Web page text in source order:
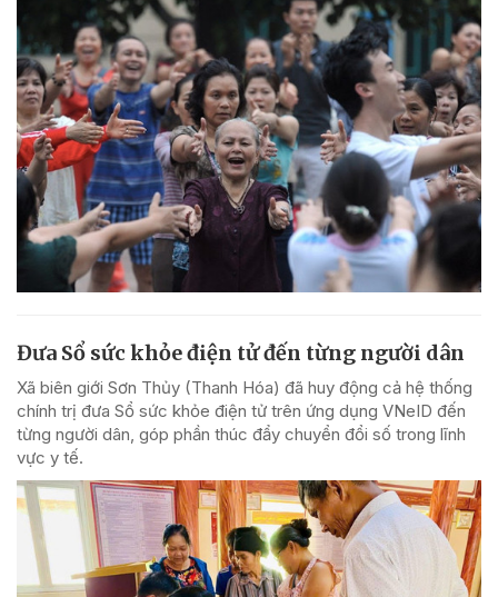
Đưa Sổ sức khỏe điện tử đến từng người dân
Xã biên giới Sơn Thủy (Thanh Hóa) đã huy động cả hệ thống
chính trị đưa Sổ sức khỏe điện tử trên ứng dụng VNeID đến
từng người dân, góp phần thúc đẩy chuyển đổi số trong lĩnh
vực y tế.